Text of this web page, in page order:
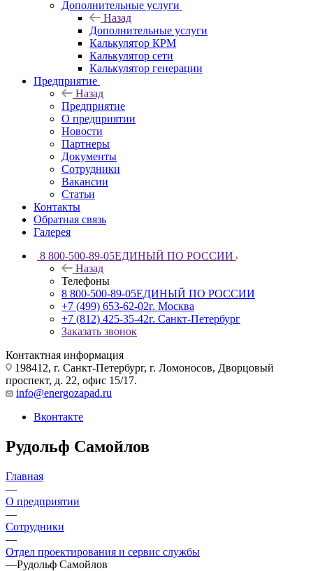
Дополнительные услуги
Назад
Дополнительные услуги
Калькулятор КРМ
Калькулятор сети
Калькулятор генерации
Предприятие
Назад
Предприятие
О предприятии
Новости
Партнеры
Документы
Сотрудники
Вакансии
Статьи
Контакты
Обратная связь
Галерея
8 800-500-89-05ЕДИНЫЙ ПО РОССИИ
Назад
Телефоны
8 800-500-89-05ЕДИНЫЙ ПО РОССИИ
+7 (499) 653-62-02г. Москва
+7 (812) 425-35-42г. Санкт-Петербург
Заказать звонок
Контактная информация
198412, г. Санкт-Петербург, г. Ломоносов, Дворцовый
проспект, д. 22, офис 15/17.
info@energozapad.ru
Вконтакте
Рудольф Самойлов
Главная
—
О предприятии
—
Сотрудники
—
Отдел проектирования и сервис службы
—Рудольф Самойлов